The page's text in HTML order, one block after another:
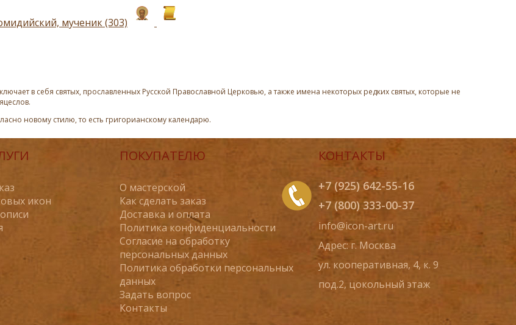
мученик (303)
в себя святых, прославленных Русской Православной Церковью, а также имена некоторых редких святых, которые не
новому стилю, то есть григорианскому календарю.
икон
ПОКУПАТЕЛЮ
О мастерской
Как сделать заказ
Доставка и оплата
Политика конфиденциальности
Согласие на обработку
персональных данных
Политика обработки персональных
данных
Задать вопрос
Контакты
КОНТАКТЫ
+7 (925) 642-55-16
+7 (800) 333-00-37
info@icon-art.ru
Адрес: г. Москва
ул. кооперативная, 4, к. 9
под.2, цокольный этаж